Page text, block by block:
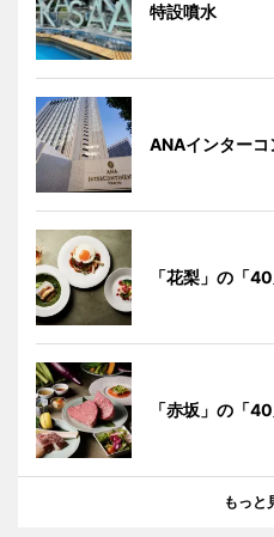
特設噴水
ANAインター
「花梨」の「
「赤坂」の「
もっと